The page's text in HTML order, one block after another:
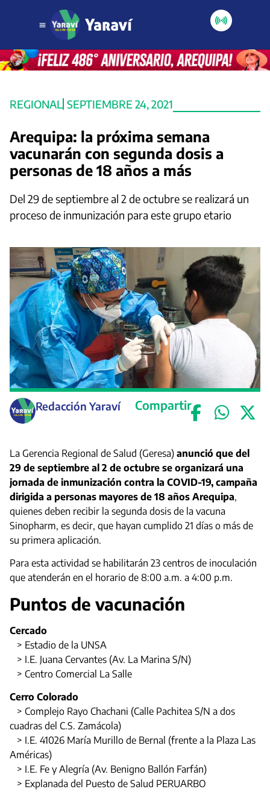
REGIONAL SEPTIEMBRE 24, 2021
Arequipa: la próxima semana
vacunarán con segunda dosis a
personas de 18 años a más
Del 29 de septiembre al 2 de octubre se realizará un
proceso de inmunización para este grupo etario
Redacción Yaraví Compartir
La Gerencia Regional de Salud (Geresa) anunció que del
29 de septiembre al 2 de octubre se organizará una
jornada de inmunización contra la COVID-19, campaña
dirigida a personas mayores de 18 años Arequipa,
quienes deben recibir la segunda dosis de la vacuna
Sinopharm, es decir, que hayan cumplido 21 días o más de
su primera aplicación.
Para esta actividad se habilitarán 23 centros de inoculación
que atenderán en el horario de 8:00 a.m. a 4:00 p.m.
Puntos de vacunación
Cercado
> Estadio de la UNSA
> I.E. Juana Cervantes (Av. La Marina S/N)
> Centro Comercial La Salle
Cerro Colorado
> Complejo Rayo Chachani (Calle Pachitea S/N a dos
cuadras del C.S. Zamácola)
> I.E. 41026 María Murillo de Bernal (frente a la Plaza Las
Américas)
> I.E. Fe y Alegría (Av. Benigno Ballón Farfán)
> Explanada del Puesto de Salud PERUARBO